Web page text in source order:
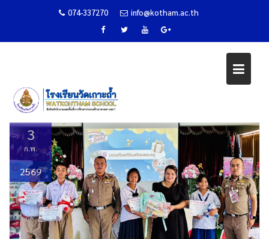
074-337270 info@kotham.ac.th
มอบประกาศนียบัตรการต่อต้านใช้ย
เสพติดในเด็กนักเรียน (D.A.R.E)
มอบประกาศนียบัตรการต่อต้านใช้ยาเสพติดในเด็กนักเรียน (D.A.R.E)
3
ก.พ.
2569